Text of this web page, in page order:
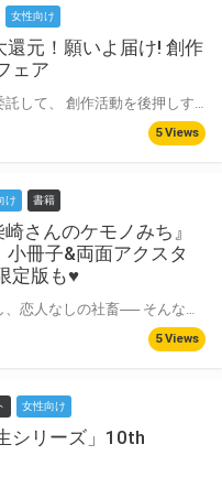
女性向け
元！願いよ届け! 創作
ェア
5 Views
け 書籍
さんのケモノみち』
冊子&両面アクスタ
定版も♥
5 Views
女性向け
シリーズ」10th